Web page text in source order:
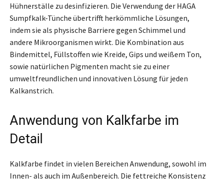
Hühnerställe zu desinfizieren. Die Verwendung der HAGA
Sumpfkalk-Tünche übertrifft herkömmliche Lösungen,
indem sie als physische Barriere gegen Schimmel und
andere Mikroorganismen wirkt. Die Kombination aus
Bindemittel, Füllstoffen wie Kreide, Gips und weißem Ton,
sowie natürlichen Pigmenten macht sie zu einer
umweltfreundlichen und innovativen Lösung für jeden
Kalkanstrich.
Anwendung von Kalkfarbe im
Detail
Kalkfarbe findet in vielen Bereichen Anwendung, sowohl im
Innen- als auch im Außenbereich. Die fettreiche Konsistenz